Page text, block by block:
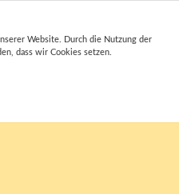
Website. Durch die Nutzung der
dass wir Cookies setzen.